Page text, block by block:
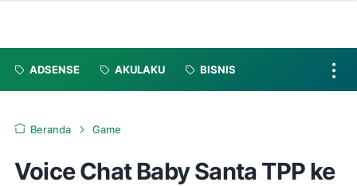
ADSENSE AKULAKU BISNIS
Beranda Game
Voice Chat Baby Santa TPP ke